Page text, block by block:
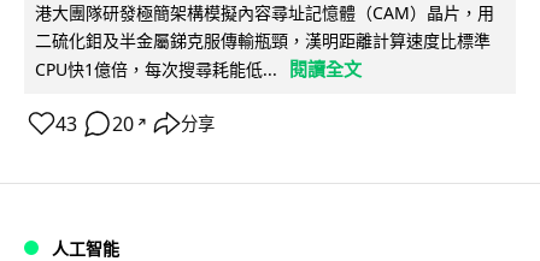
港大團隊研發極簡架構模擬內容尋址記憶體（CAM）晶片，用
二硫化鉬及半金屬銻克服傳輸瓶頸，漢明距離計算速度比標準
CPU快1億倍，每次搜尋耗能低...
閱讀全文
43 20 ↗ 分享
人工智能